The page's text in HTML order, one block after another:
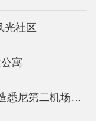
光社区
寓
Penway Place | TOGA倾力打造悉尼第二机场附近精品公寓 步达地铁-澳洲悉尼新楼盘发售中